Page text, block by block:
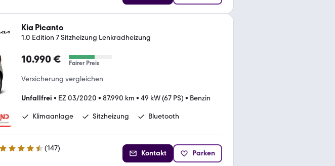
Kia Picanto
1.0 Edition 7 Sitzheizung Lenkradheizung
10.990 € Fairer Preis
Versicherung vergleichen
Unfallfrei • EZ 03/2020 • 87.990 km • 49 kW (67 PS) • Benzin
Klimaanlage Sitzheizung Bluetooth
4.6 Sterne (147)
Kontakt Parken